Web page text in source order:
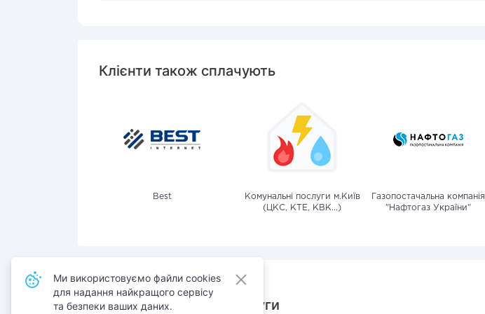
Клієнти також сплачують
Best
Комунальні послуги м.Київ
(ЦКС, КТЕ, КВК...)
Газопостачальна компанія
"Нафтогаз України"
Також сплачують послуги
Ми використовуємо файли cookies
для надання найкращого сервісу
та безпеки ваших даних.